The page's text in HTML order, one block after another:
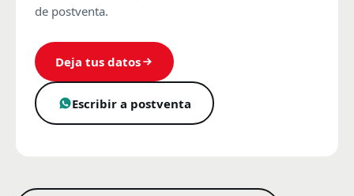
de postventa.
Deja tus datos
Escribir a postventa